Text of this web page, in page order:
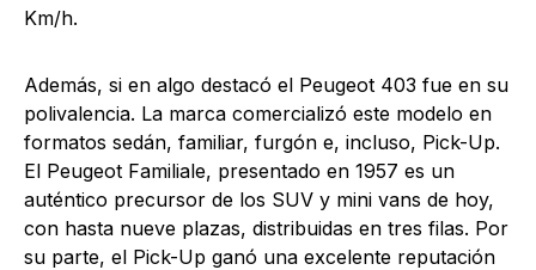
Km/h.
Además, si en algo destacó el Peugeot 403 fue en su
polivalencia. La marca comercializó este modelo en
formatos sedán, familiar, furgón e, incluso, Pick-Up.
El Peugeot Familiale, presentado en 1957 es un
auténtico precursor de los SUV y mini vans de hoy,
con hasta nueve plazas, distribuidas en tres filas. Por
su parte, el Pick-Up ganó una excelente reputación